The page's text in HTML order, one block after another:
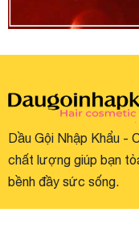
Dầu Gội Nhập Khẩu -
chất lượng giúp bạn
bềnh đầy sức sống.